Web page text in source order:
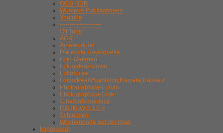
WEB-SDR
Wumpus-Publikationen
Youtube
---------------------
Off Topic
ACR
Amateurfunk
Die echte Havelquelle
Foto-Galerien
Fotogalerie privat
Luftbrücke
Lomo/Pearl/Somikron Kamera Bausatz
Photographica-Forum
Photographica-Liste
Cinematographica
RAUM-WELLE >
Schleusen
Wochenende auf der Insel
Impressum